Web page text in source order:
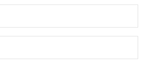
nuestras últimas actualizaciones